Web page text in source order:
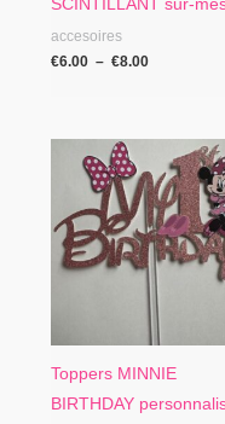
SCINTILLANT sur-
accesoires
€6.00 – €8.00
Toppers MINNIE
BIRTHDAY